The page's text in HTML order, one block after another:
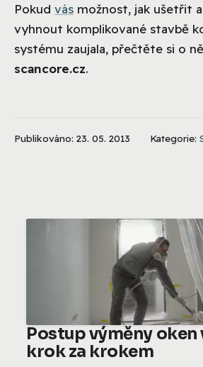
Pokud vás možnost, jak ušetřit
vyhnout komplikované stavbě
systému zaujala, přečtěte si o
scancore.cz.
Publikováno: 23. 05. 2013 Kategorie:
Postup výměny oken
krok za krokem